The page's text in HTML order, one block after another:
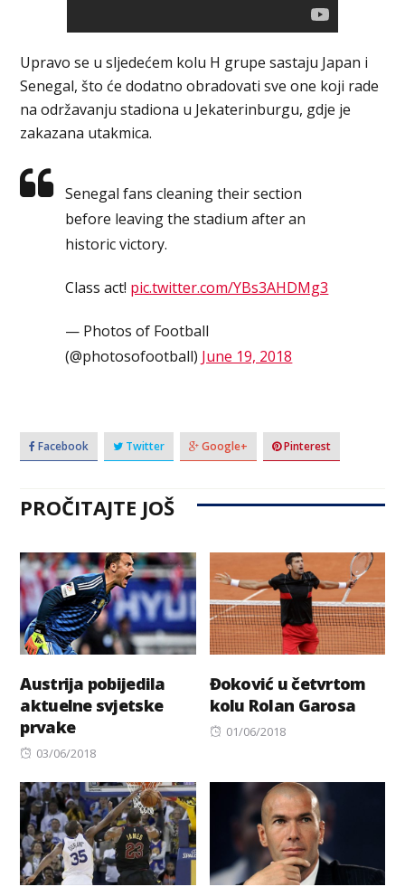
Upravo se u sljedećem kolu H grupe sastaju Japan i
Senegal, što će dodatno obradovati sve one koji rade
na održavanju stadiona u Jekaterinburgu, gdje je
zakazana utakmica.
Senegal⁠ fans cleaning their section
before leaving the stadium after an
historic victory.
Class act! pic.twitter.com/YBs3AHDMg3
— Photos of Football
(@photosofootball) June 19, 2018
Facebook Twitter Google+ Pinterest
PROČITAJTE JOŠ
Austrija pobijedila
aktuelne svjetske
prvake
Posted
03/06/2018
Đoković u četvrtom
kolu Rolan Garosa
Posted
01/06/2018